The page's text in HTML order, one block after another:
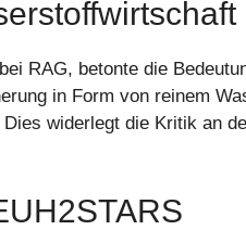
RAG, betonte die
in Form von reinem
widerlegt die Kritik an